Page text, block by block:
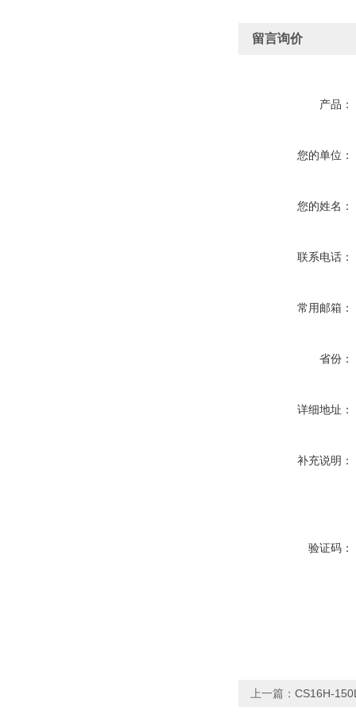
留言询价
产品：
您的单位：
您的姓名：
联系电话：
常用邮箱：
省份：
详细地址：
补充说明：
验证码：
上一篇： CS16H-